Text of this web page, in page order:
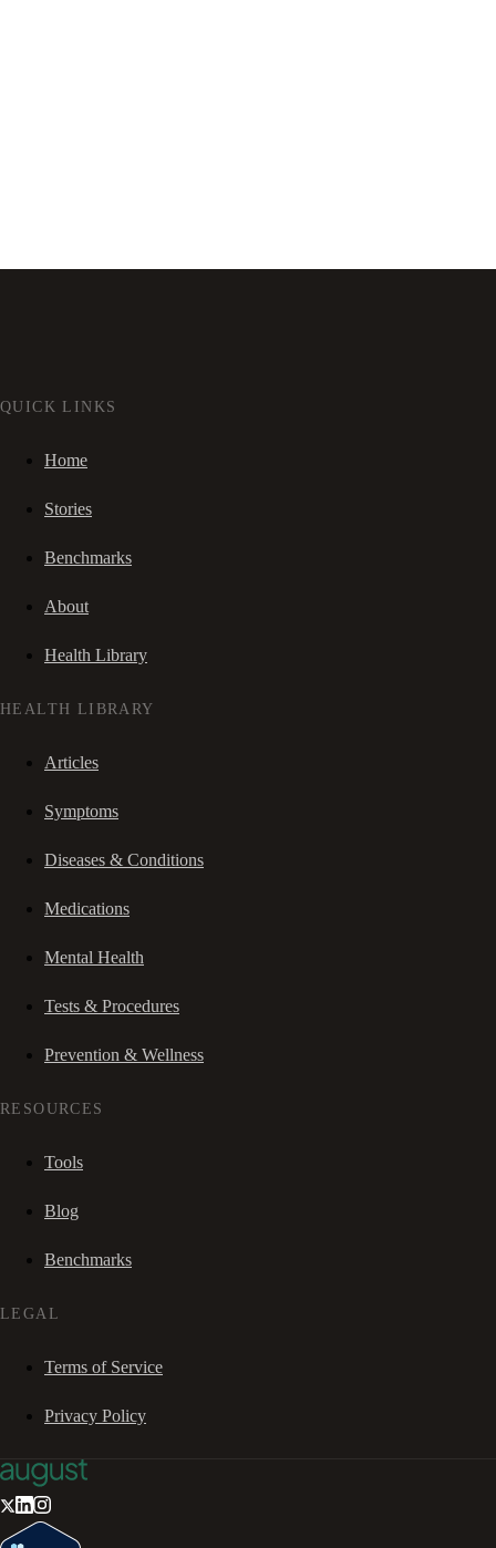
QUICK LINKS
Home
Stories
Benchmarks
About
Health Library
HEALTH LIBRARY
Articles
Symptoms
Diseases & Conditions
Medications
Mental Health
Tests & Procedures
Prevention & Wellness
RESOURCES
Tools
Blog
Benchmarks
LEGAL
Terms of Service
Privacy Policy